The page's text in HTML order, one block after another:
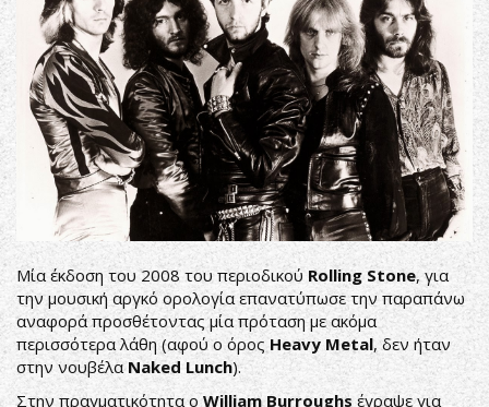
Μία έκδοση του 2008 του περιοδικού Rolling Stone, για
την μουσική αργκό ορολογία επανατύπωσε την παραπάνω
αναφορά προσθέτοντας μία πρόταση με ακόμα
περισσότερα λάθη (αφού ο όροςHeavy Metal, δεν ήταν
στην νουβέλαNaked Lunch).
Στην πραγματικότητα οWilliam Burroughs έγραψε για